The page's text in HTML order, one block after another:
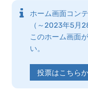
ホーム画面コン
（～2023年5月
このホーム画面
い。
投票はこちら